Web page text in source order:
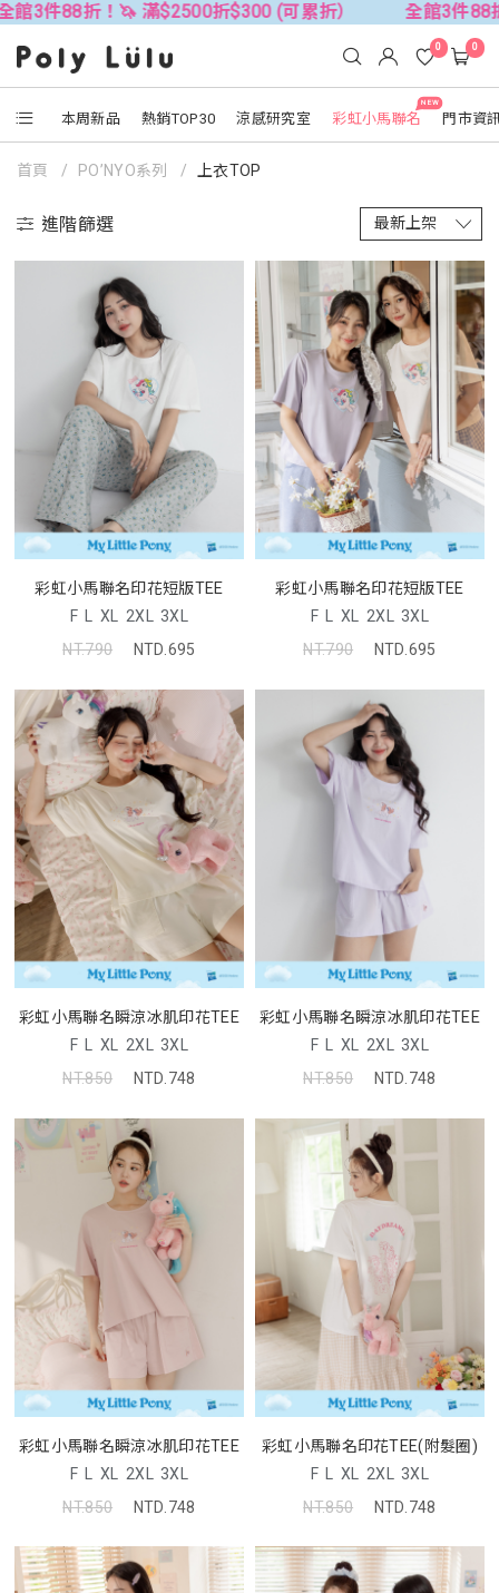
！🦄 滿$2500折$300 (可累折） 全館3件88折！🦄 滿
本周新品 熱銷TOP30 涼感研究室
NEW
彩虹小馬聯名 門市資
0 0
首頁 PO’NYO系列 上衣TOP
進階篩選
彩虹小馬聯名印花短版TEE
F L XL 2XL 3XL
NT.790
NTD.695
彩虹小馬聯名印花短版TEE
F L XL 2XL 3XL
NT.790
NTD.695
彩虹小馬聯名瞬涼冰肌印花TEE
F L XL 2XL 3XL
NT.850
NTD.748
彩虹小馬聯名瞬涼冰肌印花TEE
F L XL 2XL 3XL
NT.850
NTD.748
彩虹小馬聯名瞬涼冰肌印花TEE
F L XL 2XL 3XL
NT.850
NTD.748
彩虹小馬聯名印花TEE(附髮圈)
F L XL 2XL 3XL
NT.850
NTD.748